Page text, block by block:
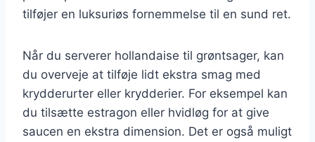
tilføjer en luksuriøs fornemmelse til en sund ret.
Når du serverer hollandaise til grøntsager, kan
du overveje at tilføje lidt ekstra smag med
krydderurter eller krydderier. For eksempel kan
du tilsætte estragon eller hvidløg for at give
saucen en ekstra dimension. Det er også muligt